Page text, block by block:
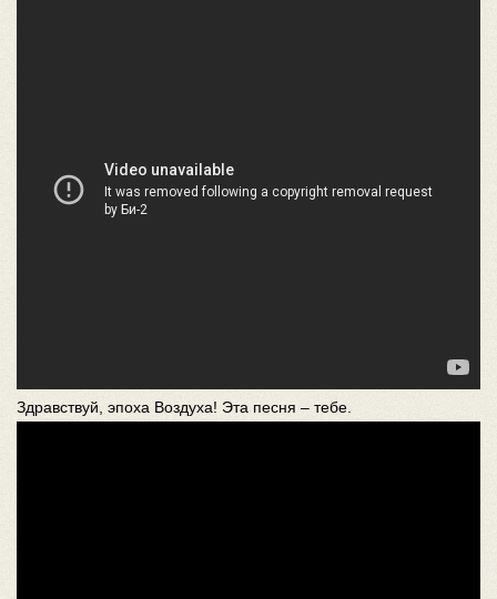
Здравствуй, эпоха Воздуха! Эта песня – тебе.